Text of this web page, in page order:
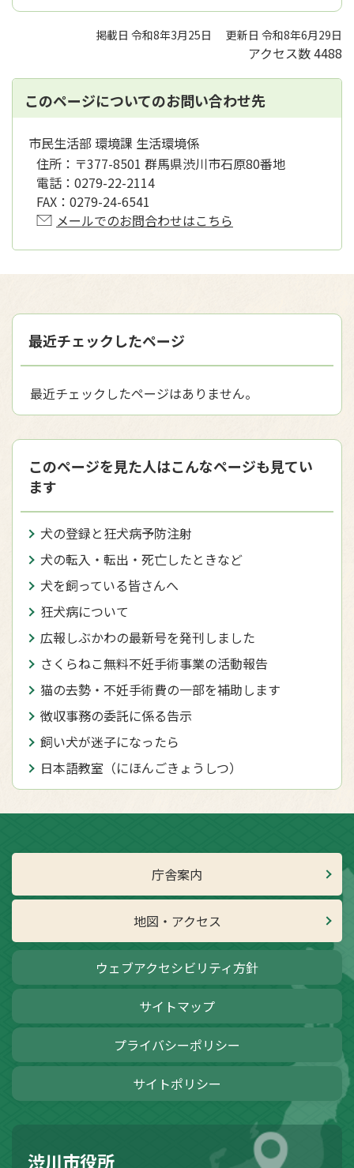
掲載日 令和8年3月25日 更新日 令和8年6月29日
アクセス数4488
このページについてのお問い合わせ先
市民生活部 環境課 生活環境係
住所： 〒377-8501 群馬県渋川市石原80番地
電話： 0279-22-2114
FAX： 0279-24-6541
メールでのお問合わせはこちら
最近チェックしたページ
最近チェックしたページはありません。
このページを見た人はこんなページも見てい
ます
犬の登録と狂犬病予防注射
犬の転入・転出・死亡したときなど
犬を飼っている皆さんへ
狂犬病について
広報しぶかわの最新号を発刊しました
さくらねこ無料不妊手術事業の活動報告
猫の去勢・不妊手術費の一部を補助します
徴収事務の委託に係る告示
飼い犬が迷子になったら
日本語教室（にほんごきょうしつ）
庁舎案内
地図・アクセス
ウェブアクセシビリティ方針
サイトマップ
プライバシーポリシー
サイトポリシー
渋川市役所